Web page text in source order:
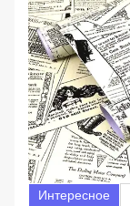
Интересное